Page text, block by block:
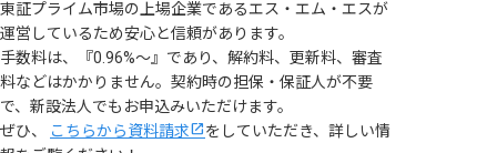
東証プライム市場の上場企業であるエス・エム・エスが
運営しているため安心と信頼があります。
手数料は、『0.96%～』であり、解約料、更新料、審査
料などはかかりません。契約時の担保・保証人が不要
で、新設法人でもお申込みいただけます。
ぜひ、
こちらから資料請求
をしていただき、詳しい情